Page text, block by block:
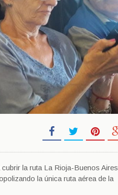
la ruta La Rioja-Buenos
la única ruta aérea de la